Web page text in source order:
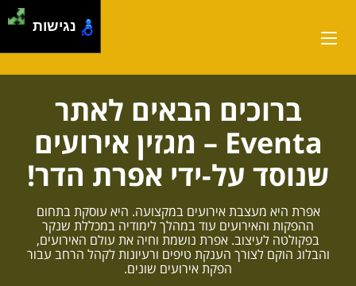
ברוכים הבאים לאתר
Eventa – מגזין אירועים
שנוסד על-ידי אפרת הדר!
אפרת היא מעצבת אירועים במקצועה. היא עוסקת בתחום
ההפקות והאירועים עוד במהלך לימודיה במכללת שנקר
בפקולטה לעיצוב. אפרת נושמת וחיה את עולם האירועים,
והבלוג הוקם לצורך הענקת טיפים ורעיונות לקהל הרחב עבור
הפקת אירועים שונים.
נגישות